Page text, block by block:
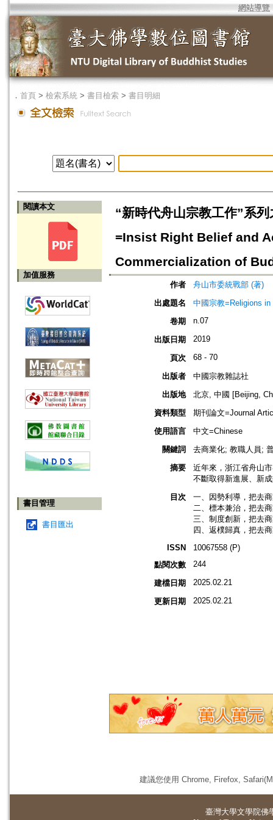
網站導覽
． 首頁 > 檢索系統 > 書目檢索 > 書目明細
閱讀本文
加值服務
書目管理
書目匯出
“新時代舟山宗教工作”系
=Insist Right Belief and
Commercialization of
作者
舟山市委統戰部 (著)
出處題名
中國宗教=Religions
卷期
n.07
出版日期 2019
頁次 68 - 70
出版者
中國宗教雜誌社
出版地
北京, 中國 [Beijing,
資料類型
期刊論文=Journal
使用語言
中文=Chinese
關鍵詞
去商業化; 教職人員;
摘要
近年來，浙江省舟山
不斷取得新進展、新
目次
一、因勢利導，把去
二、標本兼治，把去
三、制度創新，把去
四、返樸歸真，把去
ISSN
10067558 (P)
點閱次數
244
建檔日期 2025.02.21
更新日期 2025.02.21
建議您使用 Chrome, Firefox,
臺灣大學文學院佛